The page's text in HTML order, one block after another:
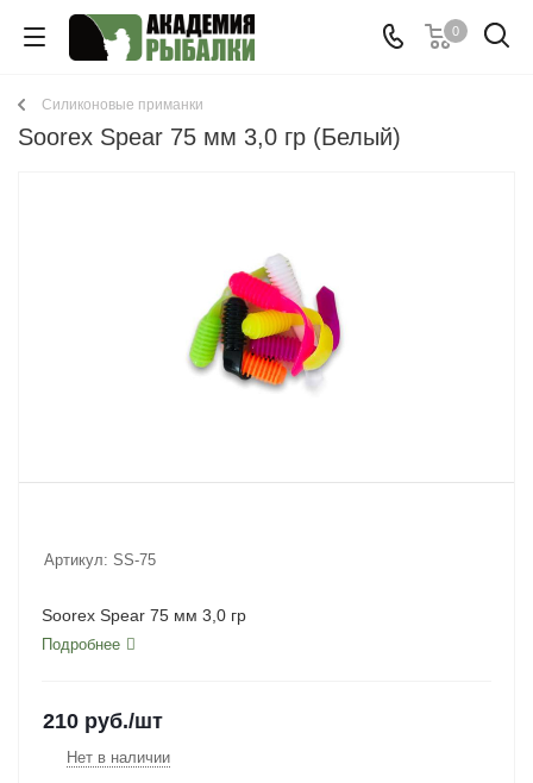
0
Cиликоновые приманки
Soorex Spear 75 мм 3,0 гр (Белый)
Артикул: SS-75
Soorex Spear 75 мм 3,0 гр
Подробнее
210 руб./шт
Нет в наличии